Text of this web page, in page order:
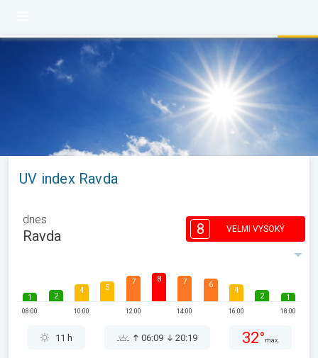
UV index Ravda
dnes
Ravda 8 VELMI VYSOKÝ
1
08:00
2
4
10:00
5
7
12:00
8 7
14:00
6
4
16:00
2 1
18:00
11 h 06:09 20:19 32° max.